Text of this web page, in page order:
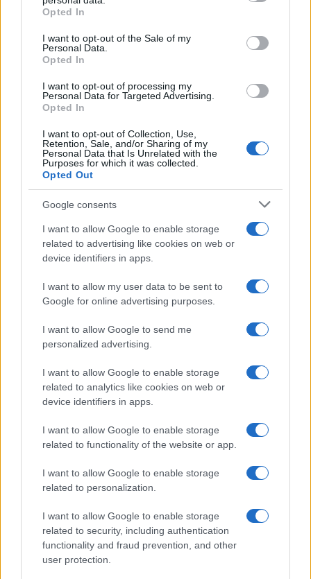
Please note that this website/app uses one or more Google
services and may gather and store information including but
not limited to your visit or usage behaviour. You may click to
grant or deny consent to Google and its third-party tags to
consent section.
Opted In
I want to opt-out of the Sale of my
Personal Data.
Opted In
I want to opt-out of processing my
Personal Data for Targeted Advertising.
Opted In
I want to opt-out of Collection, Use,
Retention, Sale, and/or Sharing of my
Personal Data that Is Unrelated with the
Purposes for which it was collected.
Opted Out
Google consents
I want to allow Google to enable storage
related to advertising like cookies on web or
device identifiers in apps.
I want to allow my user data to be sent to
Google for online advertising purposes.
I want to allow Google to send me
personalized advertising.
I want to allow Google to enable storage
related to analytics like cookies on web or
device identifiers in apps.
I want to allow Google to enable storage
related to functionality of the website or app.
I want to allow Google to enable storage
related to personalization.
I want to allow Google to enable storage
related to security, including authentication
functionality and fraud prevention, and other
user protection.
Il festival /"Logos. Parole dal Mediterraneo", a Palermo una
nuova iniziativa culturale diretta da Nadia Terranova
Facebook
Twitter
Cookie Policy
Chi siamo
Syndication
Globalscience
Globalsport
Culture
GiULia
Giornale dello
Spettacolo
Giuliana Sgrena